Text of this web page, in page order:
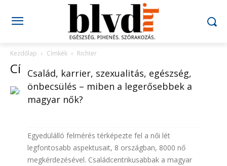
Kezdőlap Címkék Richter
Címke: richter
Család, karrier, szexualitás, egészség,
önbecsülés – miben a legerősebbek a
magyar nők?
Egyedülálló felmérés térképezte fel a női lét
legfontosabb aspektusait, 8 országban, 8000 nő
megkérdezésével. Családcentrikusabbak a magyar